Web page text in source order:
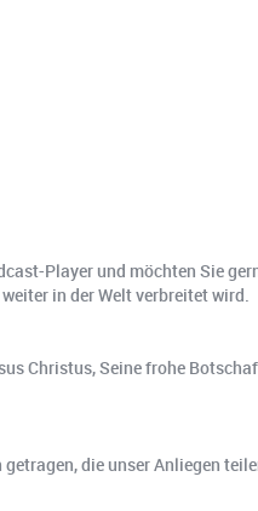
Player und möchten Sie
in der Welt verbreitet wird.
Christus, Seine frohe
die unser Anliegen